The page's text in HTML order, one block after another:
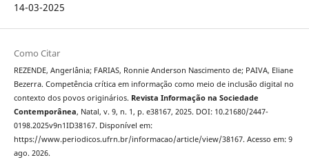
14-03-2025
Como Citar
REZENDE, Angerlânia; FARIAS, Ronnie Anderson Nascimento de; PAIVA, Eliane
Bezerra. Competência crítica em informação como meio de inclusão digital no
contexto dos povos originários. Revista Informação na Sociedade
Contemporânea, Natal, v. 9, n. 1, p. e38167, 2025. DOI: 10.21680/2447-
0198.2025v9n1ID38167. Disponível em:
https://www.periodicos.ufrn.br/informacao/article/view/38167. Acesso em: 9
ago. 2026.